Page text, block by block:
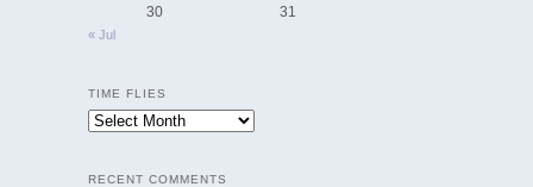
30
31
« Jul
TIME FLIES
Time
RECENT COMMENTS